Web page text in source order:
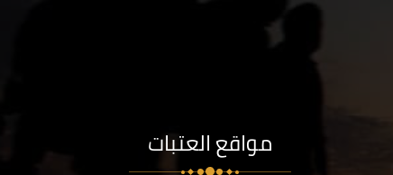
مواقع العتبات